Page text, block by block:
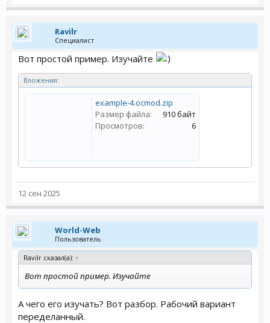
Ravilr
Специалист
Вот простой пример. Изучайте
Вложения:
example-4.ocmod.zip
Размер файла:
910 байт
Просмотров:
6
12 сен 2025
World-Web
Пользователь
Ravilr сказал(а): ↑
Вот простой пример. Изучайте
А чего его изучать? Вот разбор. Рабочий вариант
переделанный.